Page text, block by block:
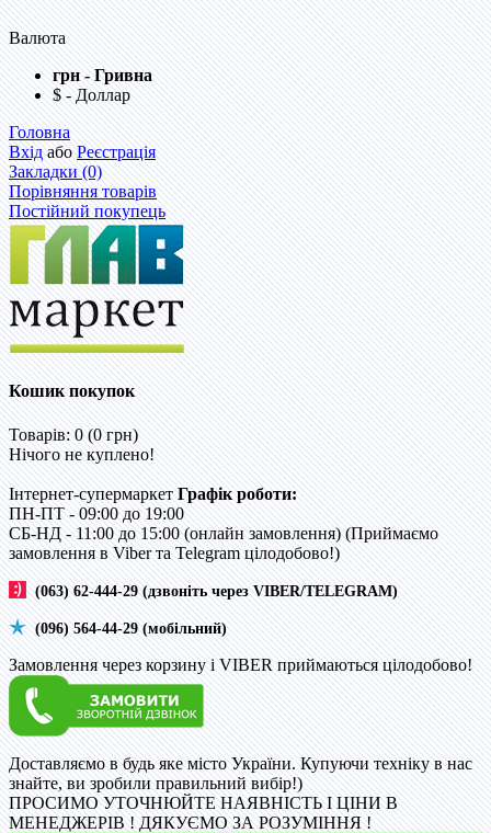
Валюта
грн - Гривна
$ - Доллар
Головна
ВхідабоРеєстрація
Закладки (0)
Порівняння товарів
Постійний покупець
Кошик покупок
Товарів: 0 (0 грн)
Нічого не куплено!
Інтернет-супермаркет Графік роботи:
ПН-ПТ - 09:00 до 19:00
CБ-НД - 11:00 до 15:00 (онлайн замовлення) (Приймаємо
замовлення в Viber та Telegram цілодобово!)
(063) 62-444-29 (дзвоніть через VIBER/TELEGRAM)
(096) 564-44-29 (мобільний)
Замовлення через корзину і VIBER приймаються цілодобово!
Доставляємо в будь яке місто України. Купуючи техніку в нас
знайте, ви зробили правильний вибір!)
ПРОСИМО УТОЧНЮЙТЕ НАЯВНІСТЬ І ЦІНИ В
МЕНЕДЖЕРІВ ! ДЯКУЄМО ЗА РОЗУМІННЯ !